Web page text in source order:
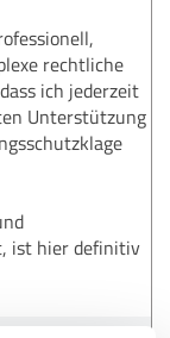
rechtliche
ich jederzeit
Unterstützung
ist hier definitiv